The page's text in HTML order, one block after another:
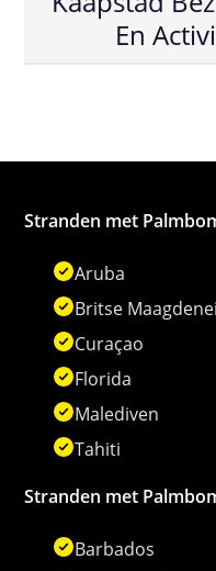
En
Stranden met
Aruba
Britse
Curaçao
Florida
Malediven
Tahiti
Stranden met
Barbados